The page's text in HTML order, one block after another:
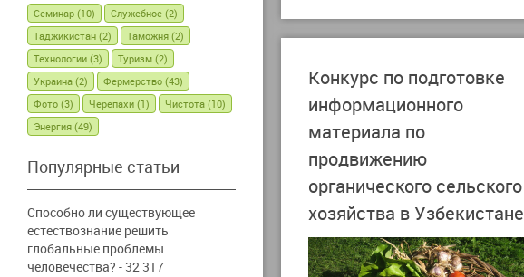
Семинар (10) Служебное (2)
Таджикистан (2) Таможня (2)
Технологии (3) Туризм (2)
Украина (2) Фермерство (43)
Фото (3) Черепахи (1) Чистота (10)
Энергия (49)
Популярные статьи
Способно ли существующее
естествознание решить
глобальные проблемы
человечества? - 32 317
Конкурс по подготовке
информационного
материала по
продвижению
органического сельского
хозяйства в Узбекистане